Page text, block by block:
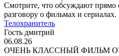
Смотрите, что обсуждают прямо
разговору о фильмах и сериалах.
Телохранитель
Гость дмитрий
06.08.26
ОЧЕНЬ КЛАССНЫЙ ФИЛЬМ